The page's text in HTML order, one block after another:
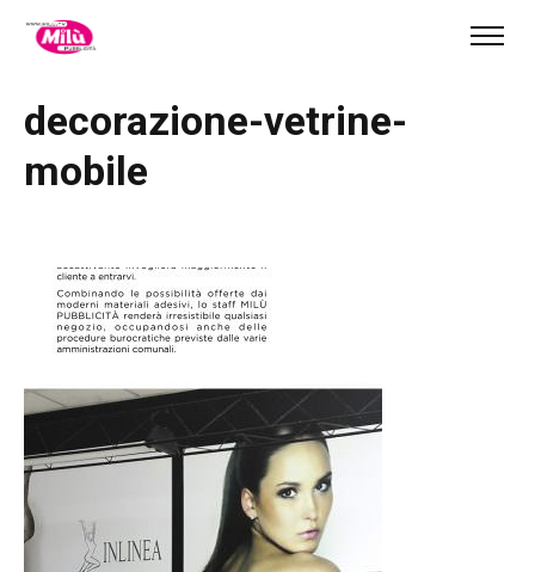
decorazione-vetrine-
mobile